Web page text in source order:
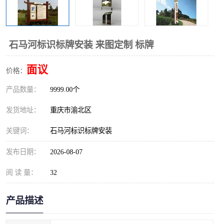
石马河标识标牌安装 来图定制 标牌
价格： 面议
产品数量： 9999.00个
发货地址： 重庆市渝北区
关键词： 石马河标识标牌安装
发布日期： 2026-08-07
阅 读 量： 32
产品描述